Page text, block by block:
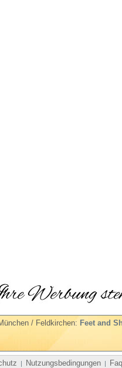
/ Feldkirchen: Feet and
| Nutzungsbedingungen | Faq